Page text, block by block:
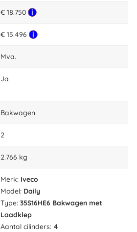
€ 18.750
€ 15.496
Mva.
Ja
Bakwagen
2
2.766 kg
Merk: Iveco
Model: Daily
Type: 35S16HE6 Bakwagen met
Laadklep
Aantal cilinders: 4